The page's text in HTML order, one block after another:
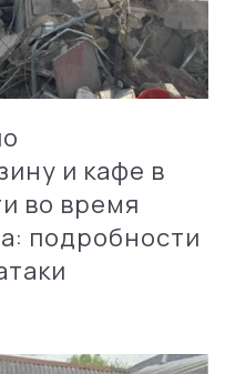
и кафе в
во время
подробности